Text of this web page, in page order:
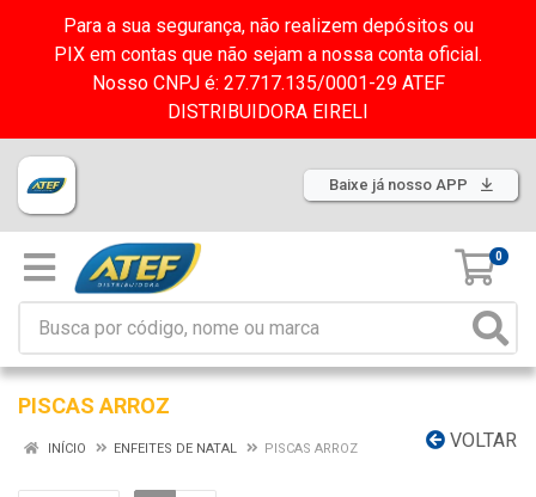
Para a sua segurança, não realizem depósitos ou
PIX em contas que não sejam a nossa conta oficial.
Nosso CNPJ é: 27.717.135/0001-29 ATEF
DISTRIBUIDORA EIRELI
Baixe já nosso APP
0
PISCAS ARROZ
VOLTAR
INÍCIO ENFEITES DE NATAL PISCAS ARROZ